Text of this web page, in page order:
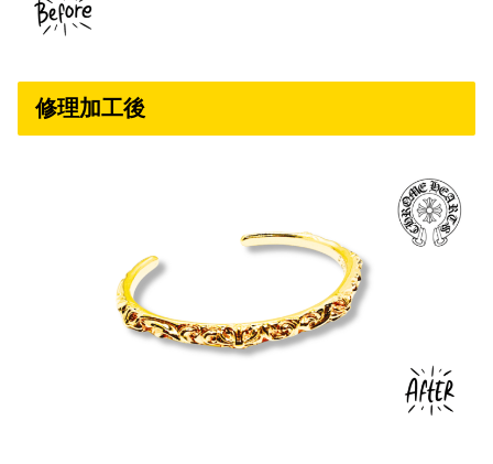
修理加工後